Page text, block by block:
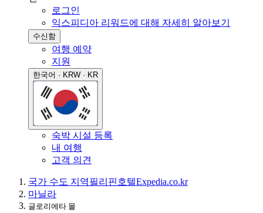
로그인
익스피디아 리워드에 대해 자세히 알아보기
수신함
여행 예약
지원
한국어 · KRW · KR
숙박 시설 등록
내 여행
고객 의견
국가 수도 지역필리핀호텔Expedia.co.kr
마닐라
글로리에타 몰